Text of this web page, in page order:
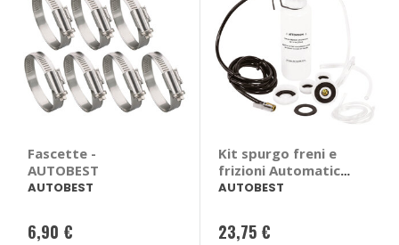
Fascette -
AUTOBEST
AUTOBEST
6,90 €
Kit spurgo freni e
frizioni Automatico
- AUTOBEST
AUTOBEST
23,75 €